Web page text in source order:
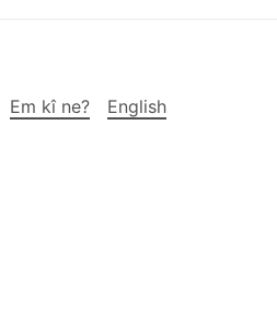
Em kî ne?
English